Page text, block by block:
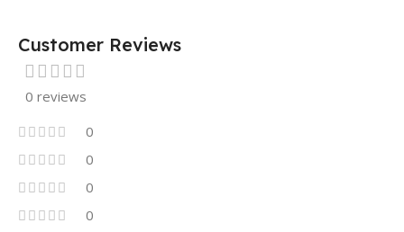
Customer Reviews
0 reviews
0
0
0
0